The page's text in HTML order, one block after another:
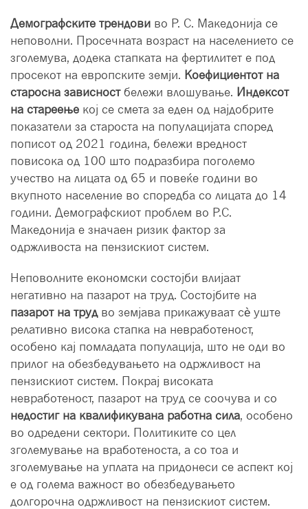
Демографските трендови во Р. С. Македонија се
неповолни. Просечната возраст на населението се
зголемува, додека стапката на фертилитет е под
просекот на европските земји. Коефициентот на
старосна зависностбележи влошување. Индексот
на стареење кој се смета за еден од најдобрите
показатели за староста на популацијата според
пописот од 2021 година, бележи вредност
повисока од 100 што подразбира поголемо
учество на лицата од 65 и повеќе години во
вкупното население во споредба со лицата до 14
години. Демографскиот проблем во Р.С.
Македонија е значаен ризик фактор за
одржливоста на пензискиот систем.
Неповолните економски состојби влијаат
негативно на пазарот на труд. Состојбите на
пазарот на трудво земјава прикажуваат сè уште
релативно висока стапка на невработеност,
особено кај помладата популација, што не оди во
прилог на обезбедувањето на одржливост на
пензискиот систем. Покрај високата
невработеност, пазарот на труд се соочува и со
недостиг на квалификувана работна сила, особено
во одредени сектори. Политиките со цел
зголемување на вработеноста, а со тоа и
зголемување на уплата на придонеси се аспект кој
е од голема важност во обезбедувањето
долгорочна одржливост на пензискиот систем.